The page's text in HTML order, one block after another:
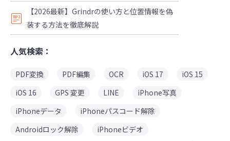
【2026最新】Grindrの使い方と位置情報を偽
装する方法を徹底解説
人気検索：
PDF変換 PDF編集 OCR iOS 17
iOS 15
iOS 16
GPS 変更 LINE
iPhone写真
iPhoneデータ
iPhoneパスコード解除
Androidロック解除
iPhoneビデオ